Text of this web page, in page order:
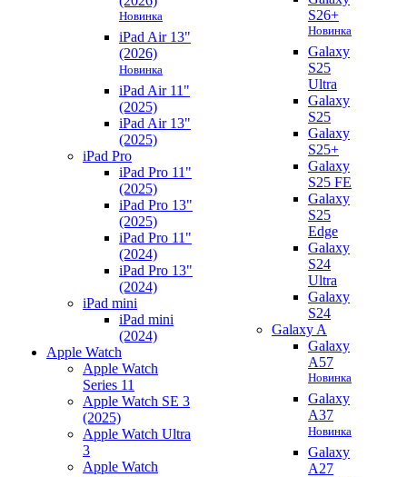
Новинка
iPad Air 13"
(2026)
Новинка
iPad Air 11"
(2025)
iPad Air 13"
(2025)
iPad Pro
iPad Pro 11"
(2025)
iPad Pro 13"
(2025)
iPad Pro 11"
(2024)
iPad Pro 13"
(2024)
iPad mini
iPad mini
(2024)
Apple Watch
Apple Watch
Series 11
Apple Watch SE 3
(2025)
Apple Watch Ultra
3
Apple Watch
S26+
Новинка
Galaxy
S25
Ultra
Galaxy
S25
Galaxy
S25+
Galaxy
S25 FE
Galaxy
S25
Edge
Galaxy
S24
Ultra
Galaxy
S24
Galaxy A
Galaxy
A57
Новинка
Galaxy
A37
Новинка
Galaxy
A27